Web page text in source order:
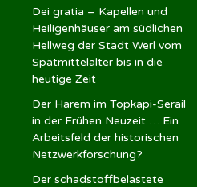
Dei gratia – Kapellen und
Heiligenhäuser am südlichen
Hellweg der Stadt Werl vom
Spätmittelalter bis in die
heutige Zeit
Der Harem im Topkapi-Serail
in der Frühen Neuzeit … Ein
Arbeitsfeld der historischen
Netzwerkforschung?
Der schadstoffbelastete